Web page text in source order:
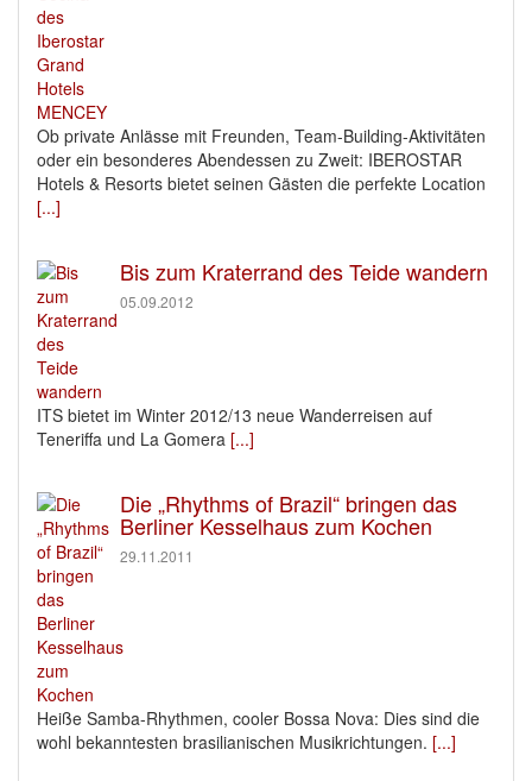
Ob private Anlässe mit Freunden, Team-Building-Aktivitäten
oder ein besonderes Abendessen zu Zweit: IBEROSTAR
Hotels & Resorts bietet seinen Gästen die perfekte Location
[...]
Bis zum Kraterrand des Teide wandern
05.09.2012
ITS bietet im Winter 2012/13 neue Wanderreisen auf
Teneriffa und La Gomera [...]
Die „Rhythms of Brazil“ bringen das
Berliner Kesselhaus zum Kochen
29.11.2011
Heiße Samba-Rhythmen, cooler Bossa Nova: Dies sind die
wohl bekanntesten brasilianischen Musikrichtungen. [...]